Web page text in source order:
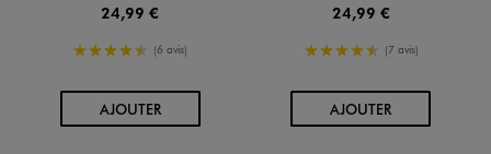
24,99 €
4.5/5 de moyenne
(6 avis)
AJOUTERAU PANIER
24,99 €
4.5/5 de moyenne
(7 avis)
AJOUTERAU PANIER